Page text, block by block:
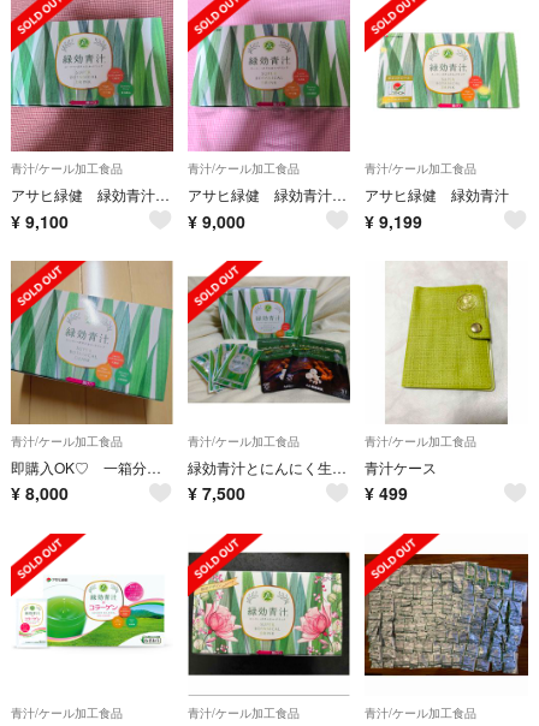
青汁/ケール加工食品
アサヒ緑健 緑効青汁スーパーボタニカルドリンク3.5g×90袋新品栄養補助食品
¥ 9,100
青汁/ケール加工食品
アサヒ緑健 緑効青汁 スーパーボタニカルドリンク3.5g×90袋入り新品未使用
¥ 9,000
青汁/ケール加工食品
アサヒ緑健 緑効青汁
¥ 9,199
青汁/ケール加工食品
即購入OK♡ 一箱分、90包
¥ 8,000
青汁/ケール加工食品
緑効青汁とにんにく生姜のサプリ2袋セット
¥ 7,500
青汁/ケール加工食品
青汁ケース
¥ 499
青汁/ケール加工食品 青汁/ケール加工食品 青汁/ケール加工食品